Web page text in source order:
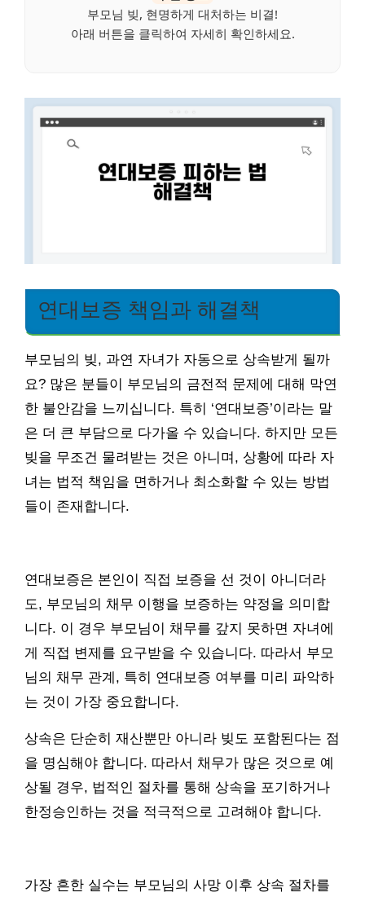
부모님 빚, 현명하게 대처하는 비결!
아래 버튼을 클릭하여 자세히 확인하세요.
연대보증 책임과 해결책
부모님의 빚, 과연 자녀가 자동으로 상속받게 될까
요? 많은 분들이 부모님의 금전적 문제에 대해 막연
한 불안감을 느끼십니다. 특히 ‘연대보증’이라는 말
은 더 큰 부담으로 다가올 수 있습니다. 하지만 모든
빚을 무조건 물려받는 것은 아니며, 상황에 따라 자
녀는 법적 책임을 면하거나 최소화할 수 있는 방법
들이 존재합니다.
연대보증은 본인이 직접 보증을 선 것이 아니더라
도, 부모님의 채무 이행을 보증하는 약정을 의미합
니다. 이 경우 부모님이 채무를 갚지 못하면 자녀에
게 직접 변제를 요구받을 수 있습니다. 따라서 부모
님의 채무 관계, 특히 연대보증 여부를 미리 파악하
는 것이 가장 중요합니다.
상속은 단순히 재산뿐만 아니라 빚도 포함된다는 점
을 명심해야 합니다. 따라서 채무가 많은 것으로 예
상될 경우, 법적인 절차를 통해 상속을 포기하거나
한정승인하는 것을 적극적으로 고려해야 합니다.
가장 흔한 실수는 부모님의 사망 이후 상속 절차를